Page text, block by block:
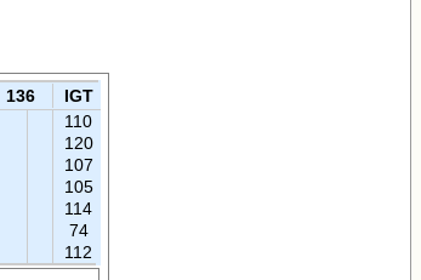
136
IGT
110
120
107
105
114
74
112